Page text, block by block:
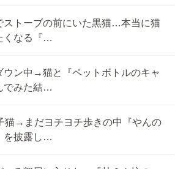
ストーブの前にいた黒猫…本当に猫
くなる『…
ウン中→猫と『ペットボトルのキャ
でみた結…
猫→まだヨチヨチ歩きの中『やんの
を披露し…